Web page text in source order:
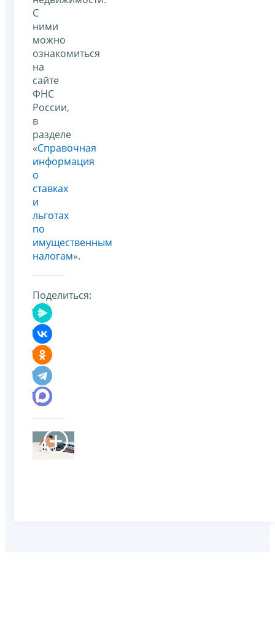
С
ними
можно
ознакомиться
на
сайте
ФНС
России,
в
разделе
«Справочная
информация
о
ставках
и
льготах
по
имущественным
налогам».
Поделиться: